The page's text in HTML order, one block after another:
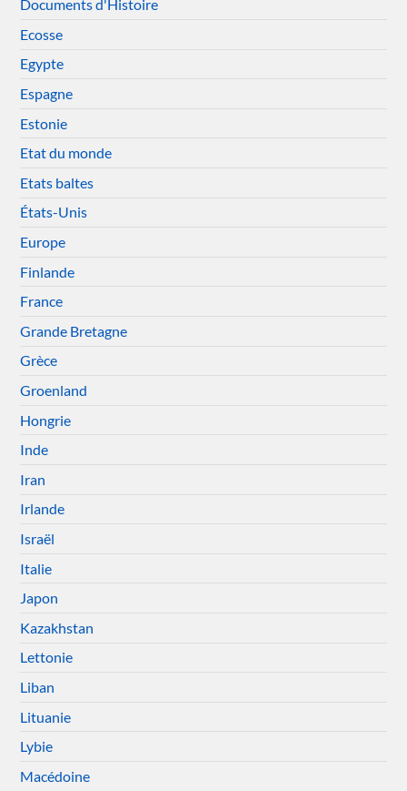
Documents d'Histoire
Ecosse
Egypte
Espagne
Estonie
Etat du monde
Etats baltes
États-Unis
Europe
Finlande
France
Grande Bretagne
Grèce
Groenland
Hongrie
Inde
Iran
Irlande
Israël
Italie
Japon
Kazakhstan
Lettonie
Liban
Lituanie
Lybie
Macédoine